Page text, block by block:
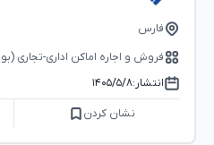
فارس
فروش و اجاره اماکن اداری-تجاری
انتشار:۱۴۰۵/۵/۸
نشان کردن